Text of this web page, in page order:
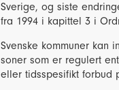
Sverige, og siste
fra 1994 i kapittel 3 i
Svenske kommuner kan
soner som er regulert
eller tidsspesifikt forbud